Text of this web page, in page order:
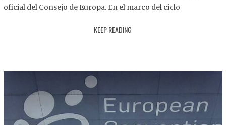
2
oficial del Consejo de Europa. En el marco del ciclo
KEEP READING